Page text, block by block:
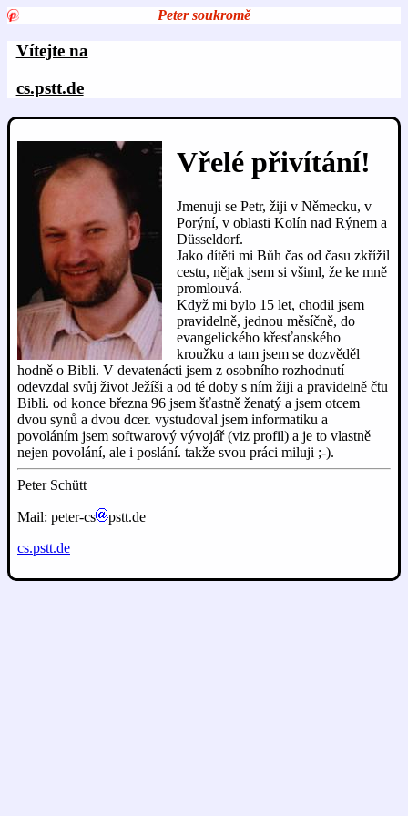
Peter soukromě
Vítejte na
cs.pstt.de
Vřelé přivítání!
Jmenuji se Petr, žiji v Německu, v
Porýní, v oblasti Kolín nad Rýnem a
Düsseldorf.
Jako dítěti mi Bůh čas od času zkřížil
cestu, nějak jsem si všiml, že ke mně
promlouvá.
Když mi bylo 15 let, chodil jsem
pravidelně, jednou měsíčně, do
evangelického křesťanského
kroužku a tam jsem se dozvěděl
hodně o Bibli. V devatenácti jsem z osobního rozhodnutí
odevzdal svůj život Ježíši a od té doby s ním žiji a pravidelně čtu
Bibli. od konce března 96 jsem šťastně ženatý a jsem otcem
dvou synů a dvou dcer. vystudoval jsem informatiku a
povoláním jsem softwarový vývojář (viz profil) a je to vlastně
nejen povolání, ale i poslání. takže svou práci miluji ;-).
Peter Schütt
Mail: peter-cs
pstt.de
cs.pstt.de